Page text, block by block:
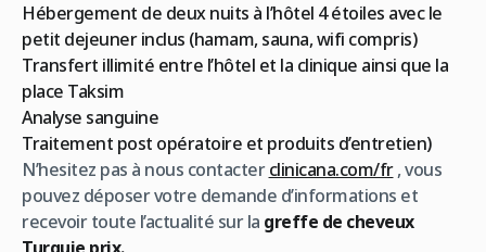
Hébergement de deux nuits à l’hôtel 4 étoiles avec le
petit dejeuner inclus (hamam, sauna, wifi compris)
Transfert illimité entre l’hôtel et la clinique ainsi que la
place Taksim
Analyse sanguine
Traitement post opératoire et produits d’entretien)
N’hesitez pas à nous contacterclinicana.com/fr, vous
pouvez déposer votre demande d’informations et
recevoir toute l’actualité sur la greffe de cheveux